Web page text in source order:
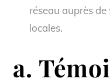
réseau auprès
locales.
a.